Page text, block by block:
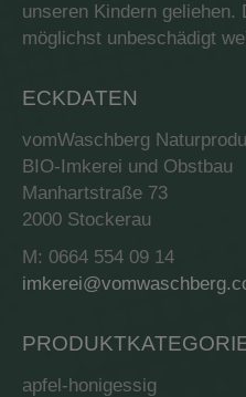
unseren Kindern
möglichst unbeschädigt
ECKDATEN
vomWaschberg
BIO-Imkerei und Obstbau
Manhartstraße 73
2000 Stockerau
M: 0664 554 09 14
apfel-honigessig